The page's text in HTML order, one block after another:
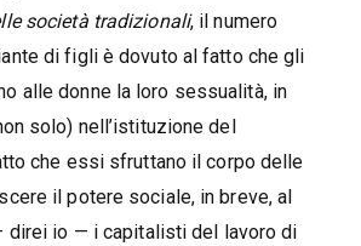
società tradizionali, il numero
di figli è dovuto al fatto che gli
alle donne la loro sessualità, in
solo) nell’istituzione del
che essi sfruttano il corpo delle
il potere sociale, in breve, al
direi io — i capitalisti del lavoro di